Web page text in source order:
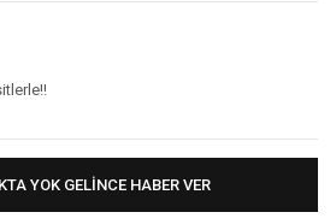
YOK GELINCE HABER VER